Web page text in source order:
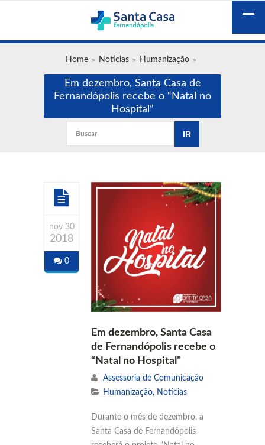
Home Notícias Humanização
Em dezembro, Santa Casa de
Fernandópolis recebe o “Natal no
Hospital”
nov 30
2018
0
Em dezembro, Santa Casa
de Fernandópolis recebe o
“Natal no Hospital”
Assessoria de Comunicação
Humanização, Notícias
Durante o mês de dezembro, a
Santa Casa de Fernandópolis